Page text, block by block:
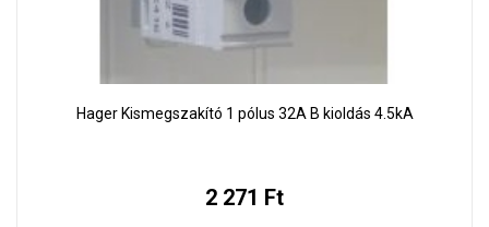
Hager Kismegszakító 1 pólus 32A B kioldás 4.5kA
2 271 Ft